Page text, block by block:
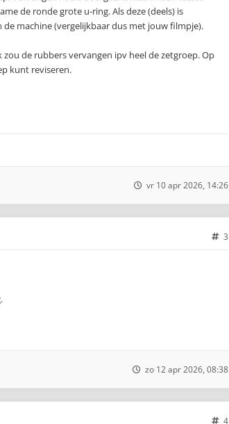
de ronde grote u-ring. Als deze (deels) is
machine (vergelijkbaar dus met jouw filmpje).
de rubbers vervangen ipv heel de zetgroep. Op
kunt reviseren.
vr 10 apr 2026, 14:26
3
zo 12 apr 2026, 08:38
4